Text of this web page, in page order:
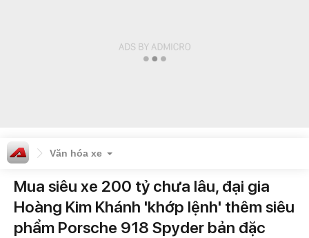
Văn hóa xe
Mua siêu xe 200 tỷ chưa lâu, đại gia
Hoàng Kim Khánh 'khớp lệnh' thêm siêu
phẩm Porsche 918 Spyder bản đặc